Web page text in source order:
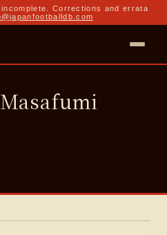
Corrections and errata